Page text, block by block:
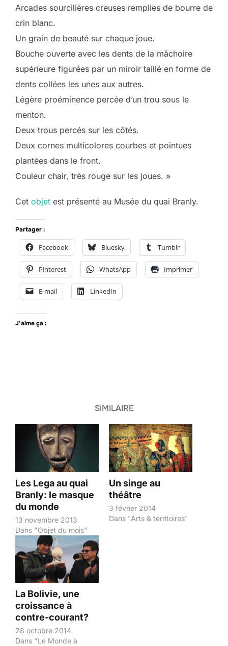
Arcades sourcilières creuses remplies de bourre de
crin blanc.
Un grain de beauté sur chaque joue.
Bouche ouverte avec les dents de la mâchoire
supérieure figurées par un miroir taillé en forme de
dents collées les unes aux autres.
Légère proéminence percée d’un trou sous le
menton.
Deux trous percés sur les côtés.
Deux cornes multicolores courbes et pointues
plantées dans le front.
Couleur chair, très rouge sur les joues. »
Cet objet est présenté au Musée du quai Branly.
Partager :
Facebook Bluesky Tumblr
Pinterest WhatsApp Imprimer
E-mail LinkedIn
J’aime ça :
SIMILAIRE
Les Lega au quai
Branly: le masque
du monde
13 novembre 2013
Dans "Objet du mois"
Un singe au
théâtre
3 février 2014
Dans "Arts & territoires"
La Bolivie, une
croissance à
contre-courant?
28 octobre 2014
Dans "Le Monde à